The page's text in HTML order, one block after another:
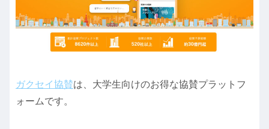
ガクセイ協賛は、大学生向けのお得な協賛プラットフ
ォームです。